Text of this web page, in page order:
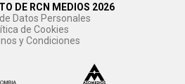
DE RCN MEDIOS 2026
Datos Personales
de Cookies
y Condiciones